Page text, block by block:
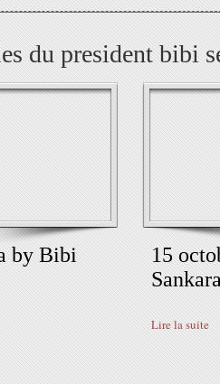
du president bibi
by Bibi
15
Sankara
Lire la suite